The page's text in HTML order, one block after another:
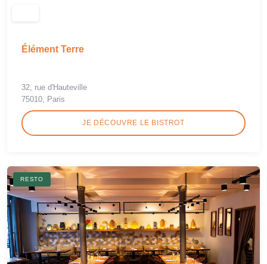
Élément Terre
32, rue d'Hauteville
75010, Paris
JE DÉCOUVRE LE BISTROT
RESTO